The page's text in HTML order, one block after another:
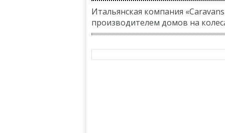
Итальянская компания
производителем домов на